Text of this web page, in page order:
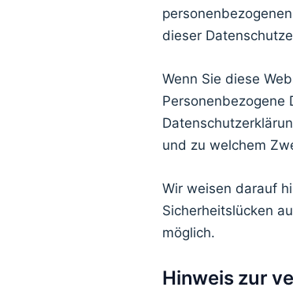
dieser
Wenn Sie diese
Personenbezogene
und zu welchem
Wir weisen darauf
Sicherheitslücken
möglich.
Hinweis zur